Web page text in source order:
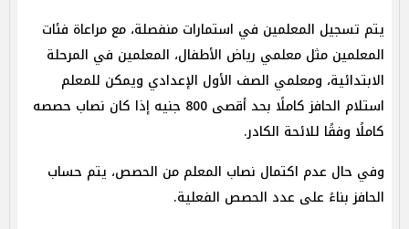
يتم تسجيل المعلمين في استمارات منفصلة، مع مراعاة فئات
المعلمين مثل معلمي رياض الأطفال، المعلمين في المرحلة
الابتدائية، ومعلمي الصف الأول الإعدادي ويمكن للمعلم
استلام الحافز كاملًا بحد أقصى 800 جنيه إذا كان نصاب حصصه
كاملًا وفقًا للائحة الكادر.
وفي حال عدم اكتمال نصاب المعلم من الحصص، يتم حساب
الحافز بناءً على عدد الحصص الفعلية.